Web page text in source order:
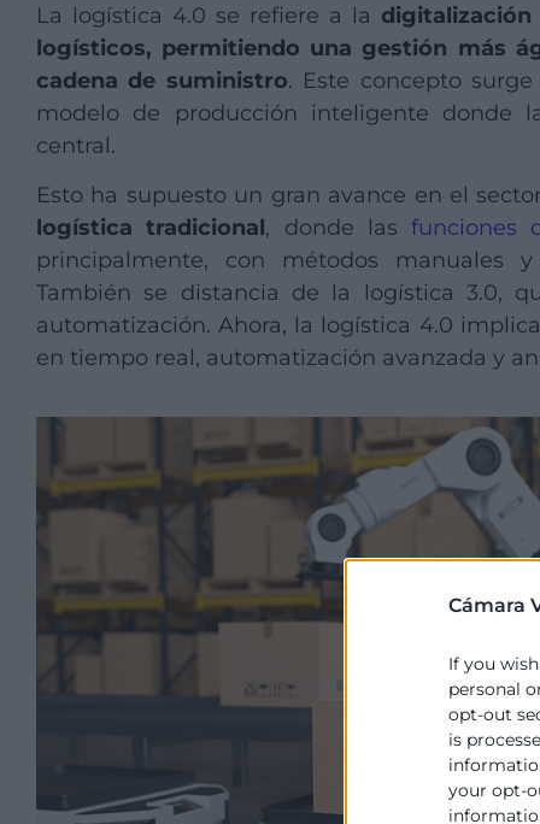
Cámara
If you
personal
opt-out
is
your opt-
La logística 4.0 se refiere a la
logísticos, permitiendo una gestión más
cadena de suministro. Este concepto
modelo de producción inteligente donde
central.
Esto ha supuesto un gran avance en el
logística tradicional, donde lasfunciones
principalmente, con métodos manuales y
También se distancia de la logística 3.0,
automatización. Ahora, la logística 4.0
en tiempo real, automatización avanzada y